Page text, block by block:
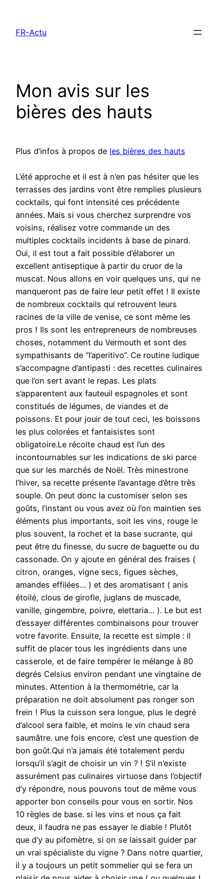
contenu
FR-Actu
Mon avis sur les
bières des hauts
Plus d’infos à propos de les bières des hauts
L’été approche et il est à n’en pas hésiter que les
terrasses des jardins vont être remplies plusieurs
cocktails, qui font intensité ces précédente
années. Mais si vous cherchez surprendre vos
voisins, réalisez votre commande un des
multiples cocktails incidents à base de pinard.
Oui, il est tout a fait possible d’élaborer un
excellent antiseptique à partir du cruor de la
muscat. Nous allons en voir quelques uns, qui ne
manqueront pas de faire leur petit effet ! Il existe
de nombreux cocktails qui retrouvent leurs
racines de la ville de venise, ce sont même les
pros ! Ils sont les entrepreneurs de nombreuses
choses, notamment du Vermouth et sont des
sympathisants de “l’aperitivo”. Ce routine ludique
s’accompagne d’antipasti : des recettes culinaires
que l’on sert avant le repas. Les plats
s’apparentent aux fauteuil espagnoles et sont
constitués de légumes, de viandes et de
poissons. Et pour jouir de tout ceci, les boissons
les plus colorées et fantaisistes sont
obligatoire.Le récolte chaud est l’un des
incontournables sur les indications de ski parce
que sur les marchés de Noël. Très minestrone
l’hiver, sa recette présente l’avantage d’être très
souple. On peut donc la customiser selon ses
goûts, l’instant ou vous avez où l’on maintien ses
éléments plus importants, soit les vins, rouge le
plus souvent, la rochet et la base sucrante, qui
peut être du finesse, du sucre de baguette ou du
cassonade. On y ajoute en général des fraises (
citron, oranges, vigne secs, figues sèches,
amandes effilées… ) et des aromatisant ( anis
étoilé, clous de girofle, juglans de muscade,
vanille, gingembre, poivre, elettaria… ). Le but est
d’essayer différentes combinaisons pour trouver
votre favorite. Ensuite, la recette est simple : il
suffit de placer tous les ingrédients dans une
casserole, et de faire tempérer le mélange à 80
degrés Celsius environ pendant une vingtaine de
minutes. Attention à la thermométrie, car la
préparation ne doit absolument pas ronger son
frein ! Plus la cuisson sera longue, plus le degré
d’alcool sera faible, et moins le vin chaud sera
saumâtre. une fois encore, c’est une question de
bon goût.Qui n’a jamais été totalement perdu
lorsqu’il s’agit de choisir un vin ? ! S’il n’existe
assurément pas culinaires virtuose dans l’objectif
d’y répondre, nous pouvons tout de même vous
apporter bon conseils pour vous en sortir. Nos
10 règles de base. si les vins et nous ça fait
deux, il faudra ne pas essayer le diable ! Plutôt
que d’y au pifomètre, si on se laissait guider par
un vrai spécialiste du vigne ? Dans notre quartier,
il y a toujours un petit sommelier qui se fera un